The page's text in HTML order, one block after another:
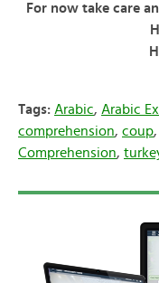
For now take care
Tags: Arabic, Arabic
comprehension, coup,
Comprehension,